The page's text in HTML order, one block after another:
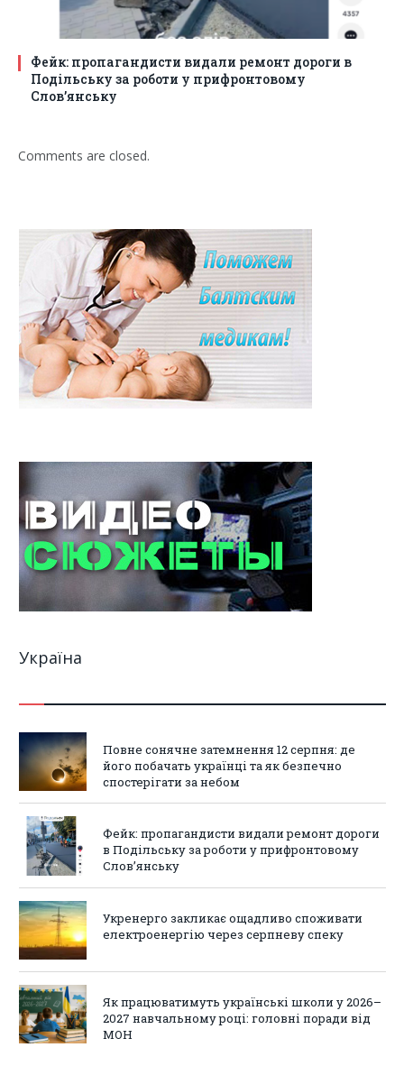
Фейк: пропагандисти видали ремонт дороги в
Подільську за роботи у прифронтовому
Слов’янську
Comments are closed.
Україна
Повне сонячне затемнення 12 серпня: де
його побачать українці та як безпечно
спостерігати за небом
Фейк: пропагандисти видали ремонт дороги
в Подільську за роботи у прифронтовому
Слов’янську
Укренерго закликає ощадливо споживати
електроенергію через серпневу спеку
Як працюватимуть українські школи у 2026–
2027 навчальному році: головні поради від
МОН